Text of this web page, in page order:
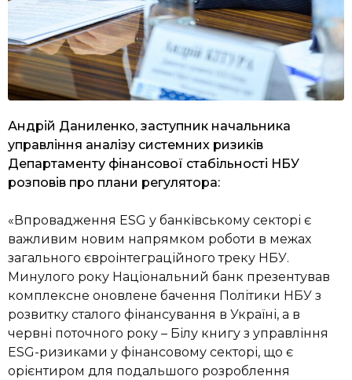
Андрій Даниленко, заступник начальника
управління аналізу системних ризиків
Департаменту фінансової стабільності НБУ
розповів про плани регулятора:
«Впровадження ESG у банківському секторі є
важливим новим напрямком роботи в межах
загального євроінтеграційного треку НБУ.
Минулого року Національний банк презентував
комплексне оновлене бачення Політики НБУ з
розвитку сталого фінансування в Україні, а в
червні поточного року – Білу книгу з управління
ESG-ризиками у фінансовому секторі, що є
орієнтиром для подальшого розроблення